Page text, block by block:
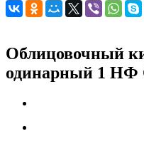
Облицовочный
одинарный 1 НФ